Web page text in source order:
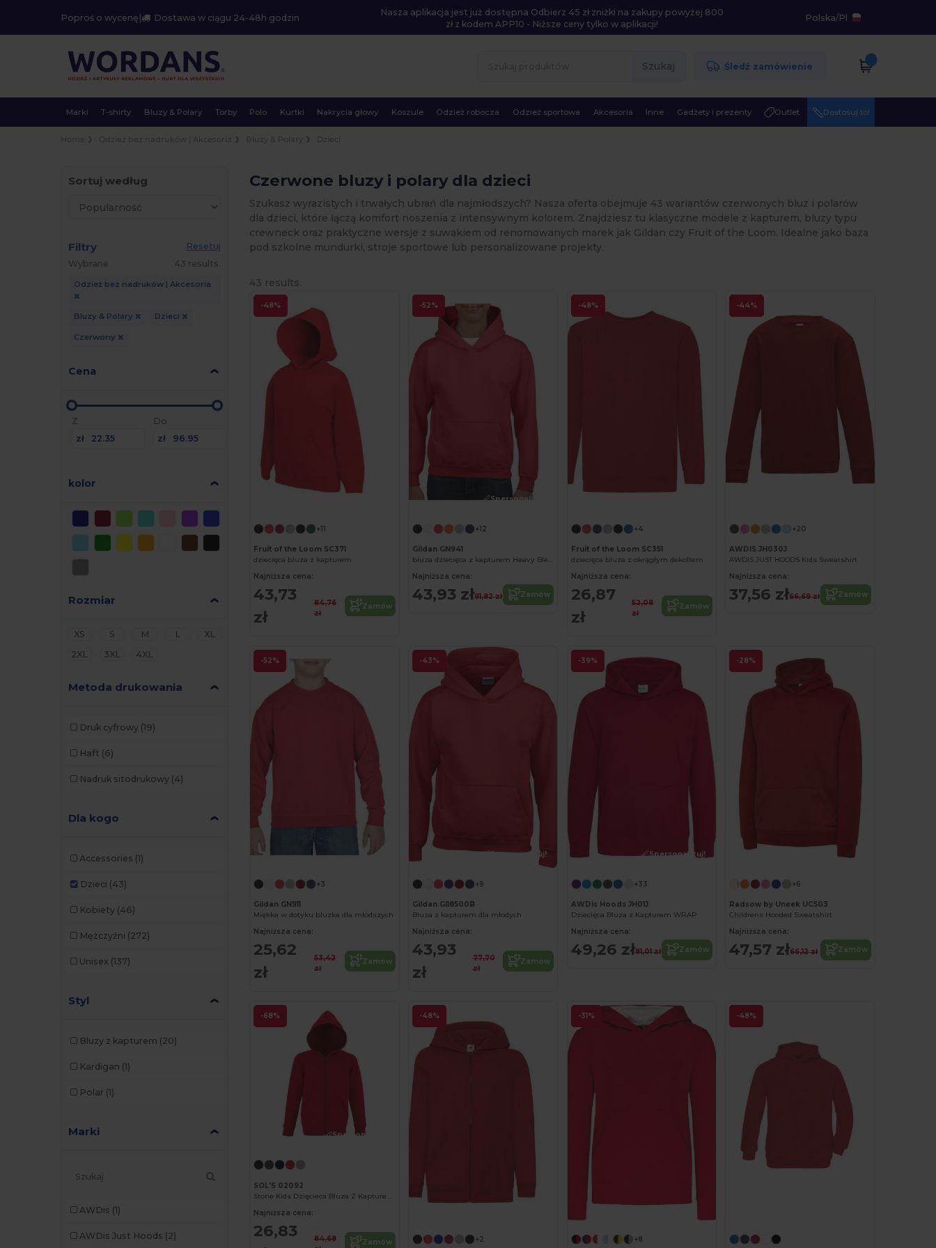
Poproś o wycenę | Dostawa w ciągu 24-48h godzin
Nasza aplikacja jest już dostępna Odbierz 45 zł zniżki na zakupy powyżej 800
zł z kodem APP10 - Niższe ceny tylko w aplikacji!
Polska/Pl
Szukaj Śledź zamówienie
Marki T-shirty Bluzy & Polary Torby Polo Kurtki Nakrycia głowy Koszule Odzież robocza Odzież sportowa Akcesoria Inne Gadżety i prezenty Outlet Dostosuj to!
Sortuj według
Filtry
Resetuj
Wybrane
43 results.
Odzież bez nadruków | Akcesoria
Bluzy & Polary Dzieci
Czerwony
Cena
Z
zł
Do
zł
kolor
Rozmiar
XS S M L
XL
2XL
3XL 4XL
Metoda drukowania
Druk cyfrowy (19)
Haft (6)
Nadruk sitodrukowy (4)
Dla kogo
Accessories (1)
Dzieci (43)
Kobiety (46)
Mężczyźni (272)
Unisex (137)
Styl
Bluzy z kapturem (20)
Kardigan (1)
Polar (1)
Marki
AWDis (1)
AWDis Just Hoods (2)
Czerwone bluzy i polary dla dzieci
Szukasz wyrazistych i trwałych ubrań dla najmłodszych? Nasza oferta obejmuje 43 wariantów czerwonych bluz i polarów
dla dzieci, które łączą komfort noszenia z intensywnym kolorem. Znajdziesz tu klasyczne modele z kapturem, bluzy typu
crewneck oraz praktyczne wersje z suwakiem od renomowanych marek jak Gildan czy Fruit of the Loom. Idealne jako baza
pod szkolne mundurki, stroje sportowe lub personalizowane projekty.
43 results.
-48%
+11
Fruit of the Loom SC371
dziecięca bluza z kapturem
Najniższa cena:
43,73
zł
84,76
zł
Zamów
-52%
Spersonalizuj!
+12
Gildan GN941
bluza dziecięca z kapturem Heavy Blend
Najniższa cena:
43,93 zł91,82 zł Zamów
-48%
+4
Fruit of the Loom SC351
dziecięca bluza z okrągłym dekoltem
Najniższa cena:
26,87
zł
52,08
zł
Zamów
-44%
+20
AWDIS JH030J
AWDIS JUST HOODS Kids Sweatshirt
Najniższa cena:
37,56 zł66,69 zł Zamów
-52%
+3
Gildan GN911
Miękka w dotyku bluzka dla młodszych
Najniższa cena:
25,62
zł
53,42
zł
Zamów
-43%
Spersonalizuj!
+9
Gildan GI18500B
Bluza z kapturem dla młodych
Najniższa cena:
43,93
zł
77,70
zł
Zamów
-39%
Spersonalizuj!
+33
AWDis Hoods JH01J
Dziecięca Bluza z Kapturem WRAP
Najniższa cena:
49,26 zł81,01 zł Zamów
-28%
+6
Radsow by Uneek UC503
Childrens Hooded Sweatshirt
Najniższa cena:
47,57 zł66,12 zł Zamów
-68%
Spersonalizuj!
SOL'S 02092
Stone Kids Dzięcieca Bluza Z Kapturem I Długim Zamkiem
Najniższa cena:
26,83
84,68
Zamów
-48%
+2
-31%
+8
-48%